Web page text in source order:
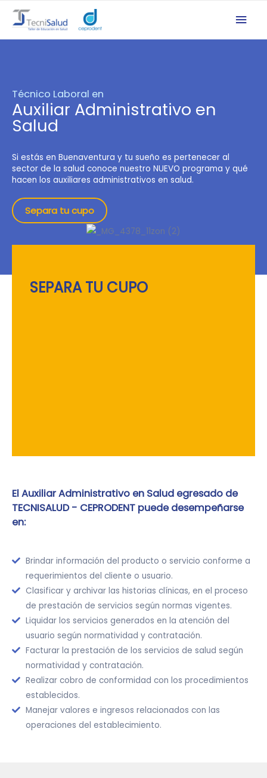
Técnico Laboral en
Auxiliar Administrativo en
Salud
Si estás en Buenaventura y tu sueño es pertenecer al
sector de la salud conoce nuestro NUEVO programa y qué
hacen los auxiliares administrativos en salud.
Separa tu cupo
El Auxiliar Administrativo en Salud egresado de
TECNISALUD - CEPRODENT puede desempeñarse
en:
Brindar información del producto o servicio conforme a
requerimientos del cliente o usuario.
Clasificar y archivar las historias clínicas, en el proceso
de prestación de servicios según normas vigentes.
Liquidar los servicios generados en la atención del
usuario según normatividad y contratación.
Facturar la prestación de los servicios de salud según
normatividad y contratación.
Realizar cobro de conformidad con los procedimientos
establecidos.
Manejar valores e ingresos relacionados con las
operaciones del establecimiento.
SEPARA TU CUPO